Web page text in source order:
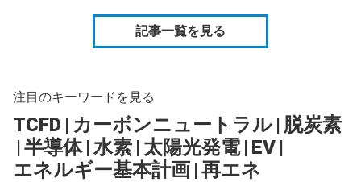
記事一覧を見る
注目のキーワードを見る
TCFD | カーボンニュートラル | 脱炭素
|半導体 |水素 | 太陽光発電 | EV |
エネルギー基本計画 |再エネ